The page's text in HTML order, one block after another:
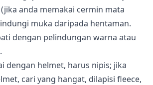
(jika anda memakai cermin mata
muka daripada hentaman.
dengan pelindungan warna atau
dengan helmet, harus nipis; jika
cari yang hangat, dilapisi fleece,